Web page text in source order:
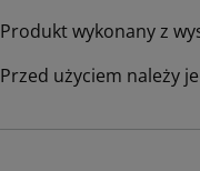
Produkt wykonany z
Przed użyciem należy